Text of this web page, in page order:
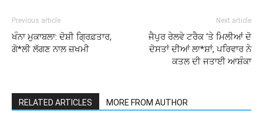
Previous article
ਖੰਨਾ ਮੁਕਾਬਲਾ: ਦੋਸ਼ੀ ਗ੍ਰਿਫ਼ਤਾਰ,
ਗੋ*ਲੀ ਲੱਗਣ ਨਾਲ ਜ਼ਖਮੀ
Next article
ਜੈਪੁਰ ਰੇਲਵੇ ਟਰੈਕ ‘ਤੇ ਮਿਲੀਆਂ ਦੋ
ਦੋਸਤਾਂ ਦੀਆਂ ਲਾ*ਸ਼ਾਂ, ਪਰਿਵਾਰ ਨੇ
ਕਤਲ ਦੀ ਜਤਾਈ ਆਸ਼ੰਕਾ
RELATED ARTICLES MORE FROM AUTHOR